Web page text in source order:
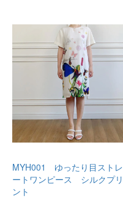
MYH001 ゆったり目ストレ
ートワンピース シルクプリ
ント